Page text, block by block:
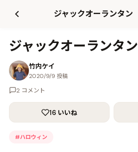
ジャックオーランタン
ジャックオーランタン
竹内ケイ
2020/9/9 投稿
2 コメント
16 いいね
#ハロウィン